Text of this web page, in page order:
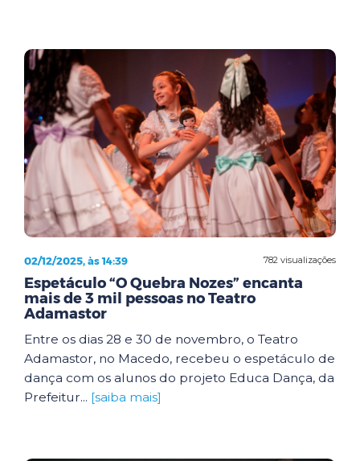
782 visualizações
02/12/2025, às 14:39
Espetáculo “O Quebra Nozes” encanta
mais de 3 mil pessoas no Teatro
Adamastor
Entre os dias 28 e 30 de novembro, o Teatro
Adamastor, no Macedo, recebeu o espetáculo de
dança com os alunos do projeto Educa Dança, da
Prefeitur... [saiba mais]